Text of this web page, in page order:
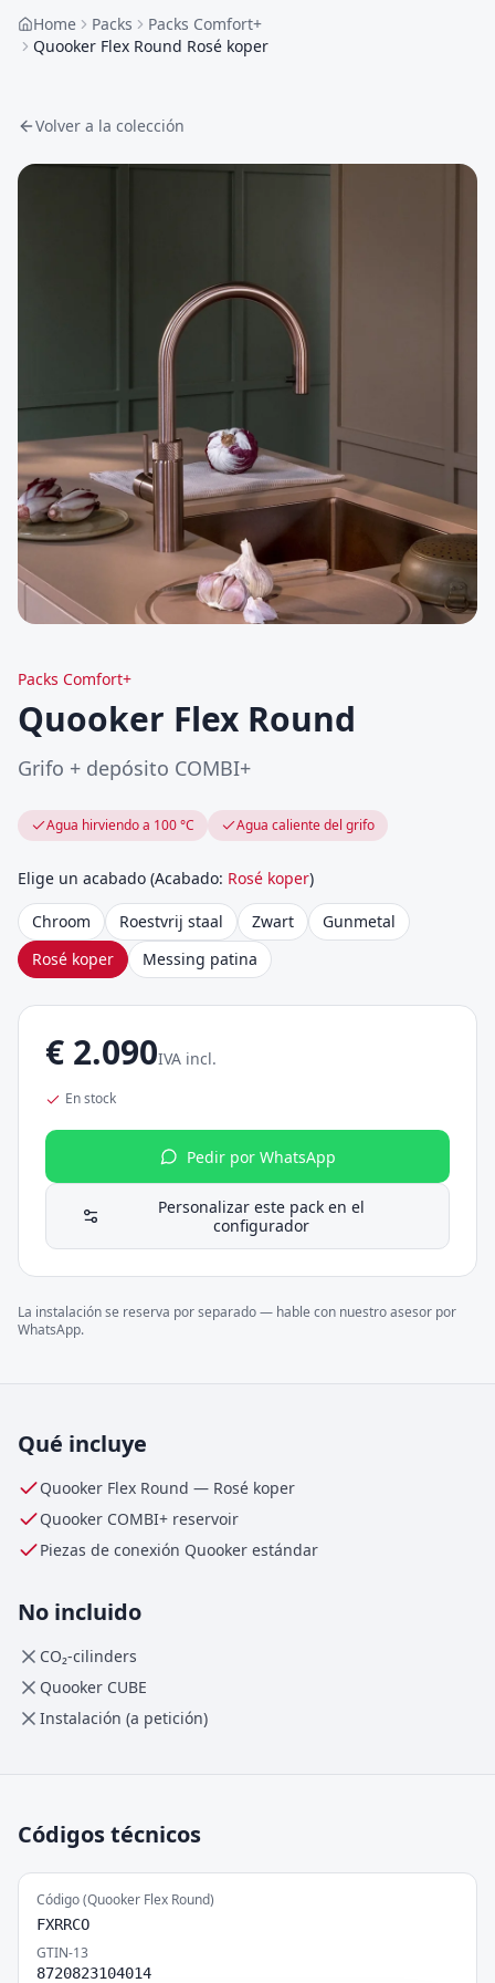
Home Packs
Packs Comfort+
Quooker Flex Round Rosé koper
Volver a la colección
Packs Comfort+
Quooker Flex Round
Grifo + depósito COMBI+
Agua hirviendo a 100 °C Agua caliente del grifo
Elige un acabado (Acabado: Rosé koper)
Chroom Roestvrij staal Zwart
Gunmetal
Rosé koper
Messing patina
€ 2.090IVA incl.
En stock
Pedir por WhatsApp
Personalizar este pack en el
configurador
La instalación se reserva por separado — hable con nuestro asesor por
WhatsApp.
Qué incluye
Quooker Flex Round — Rosé koper
Quooker COMBI+ reservoir
Piezas de conexión Quooker estándar
No incluido
CO₂-cilinders
Quooker CUBE
Instalación (a petición)
Códigos técnicos
Código (Quooker Flex Round)
FXRRCO
GTIN-13
8720823104014